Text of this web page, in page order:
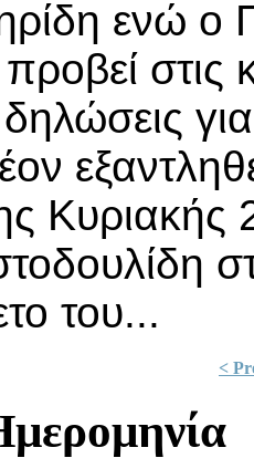
ενώ ο
στις
Κυριακής
του...
<